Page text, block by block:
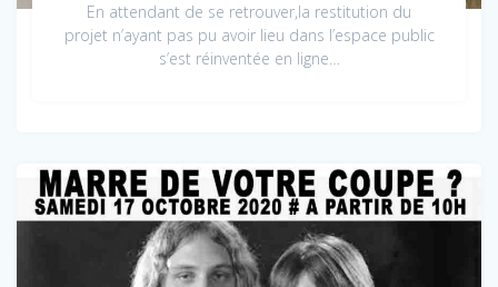
En attendant de se retrouver,la restitution du
projet n’ayant pas pu avoir lieu dans l’espace public
s’est réinventée en ligne…